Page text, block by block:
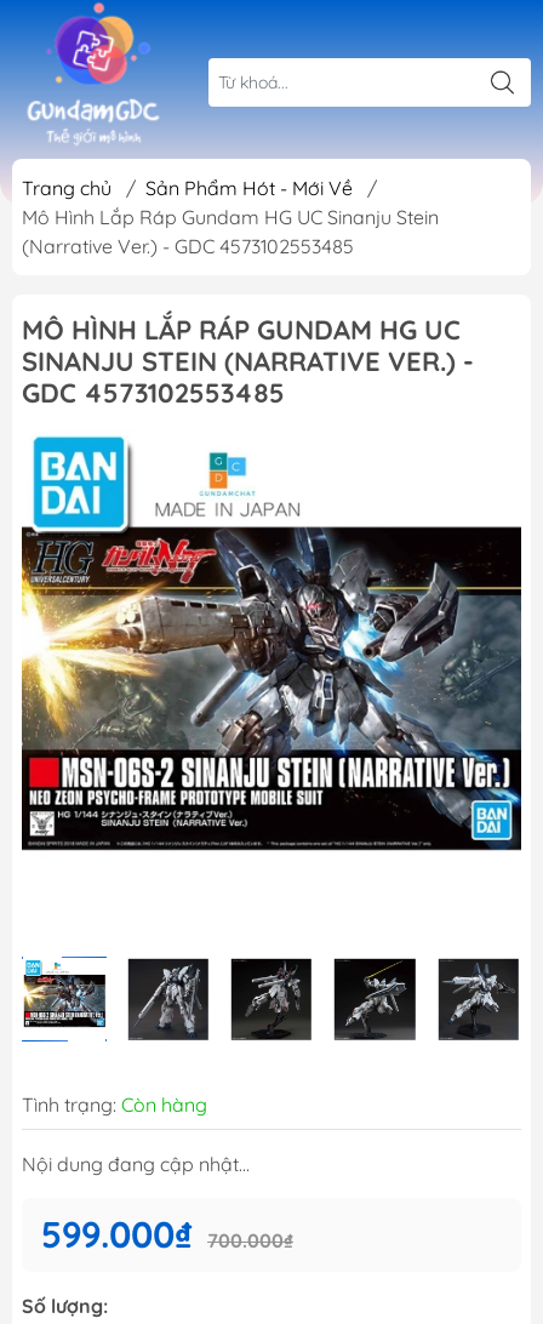
Trang chủ / Sản Phẩm Hót - Mới Về
/
Mô Hình Lắp Ráp Gundam HG UC Sinanju Stein
(Narrative Ver.) - GDC 4573102553485
MÔ HÌNH LẮP RÁP GUNDAM HG UC
SINANJU STEIN (NARRATIVE VER.) -
GDC 4573102553485
Tình trạng: Còn hàng
Nội dung đang cập nhật...
599.000₫ 700.000₫
Số lượng: